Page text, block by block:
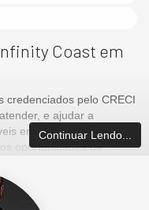
Coast em
credenciados pelo CRECI
e ajudar a
em Balneário
oportunidades de
Continuar Lendo...